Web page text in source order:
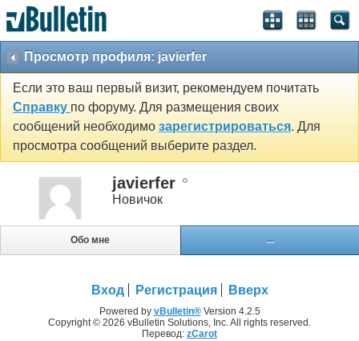
Просмотр профиля: javierfer
Если это ваш первый визит, рекомендуем почитать
Справку по форуму. Для размещения своих
сообщений необходимо зарегистрироваться. Для
просмотра сообщений выберите раздел.
javierfer
Новичок
Обо мне ...
Вход Регистрация Вверх
Powered by vBulletin®Version 4.2.5
Copyright © 2026 vBulletin Solutions, Inc. All rights reserved.
Перевод: zCarot